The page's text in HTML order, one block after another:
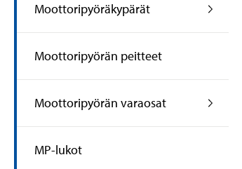
Moottoripyöräkypärät
Moottoripyörän peitteet
Moottoripyörän varaosat
MP-lukot